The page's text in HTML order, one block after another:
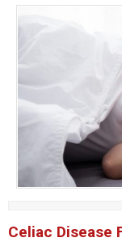
Celiac Disease